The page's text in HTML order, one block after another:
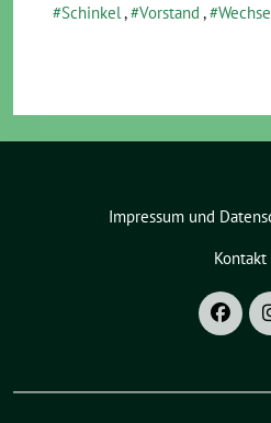
Schinkel , Vorstand ,
Impressum und
Kontakt